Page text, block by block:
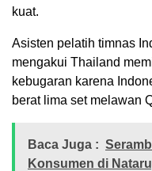
kuat.
Asisten pelatih timnas
mengakui Thailand
kebugaran karena
berat lima set melawan
Baca Juga :
Konsumen di